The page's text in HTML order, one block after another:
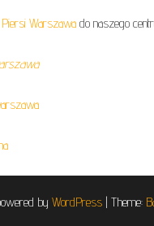
Piersi Warszawa do naszego
by WordPress Theme: